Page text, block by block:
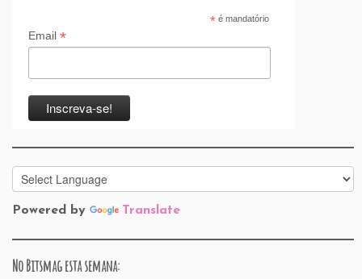
*é mandatório
Email *
Powered by Translate
No Bitsmag esta semana: